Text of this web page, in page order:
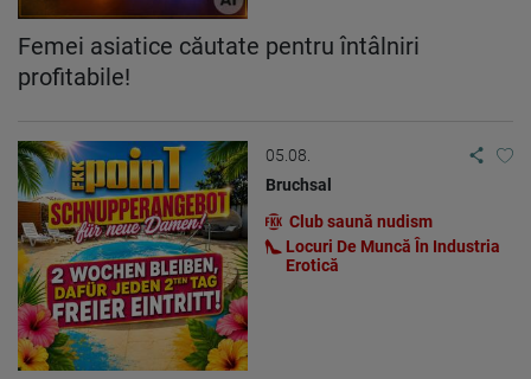
Femei asiatice căutate pentru întâlniri
profitabile!
05.08.
Bruchsal
Club saună nudism
Locuri De Muncă În Industria
Erotică